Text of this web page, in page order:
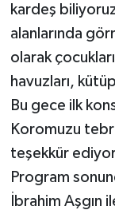
kardeş
alanlarında
olarak
havuzları,
Bu gece ilk
Koromuzu
teşekkür
Program
İbrahim Aşgın